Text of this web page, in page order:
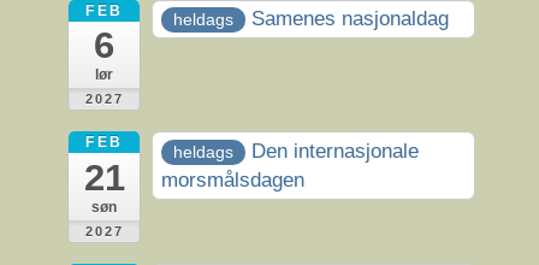
FEB
6
lør
2027
heldags Samenes nasjonaldag
FEB
21
søn
2027
heldags
Den internasjonale
morsmålsdagen